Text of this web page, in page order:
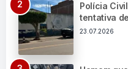
Polícia
tentativa
23.07.2026